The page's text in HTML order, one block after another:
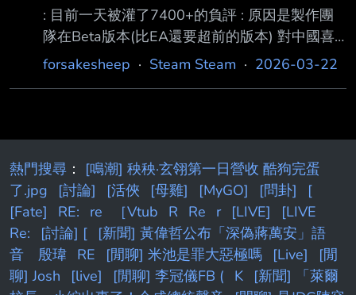
: 目前一天被灌了7400+的負評 : 原因是製作團
隊在Beta版本(比EA還要超前的版本) 對中國喜
歡的幾張無限段卡作了重製 : 把大部分牌庫控制
是錯的 但是這次beta改版本來就問題超大 這改
版程度就像是黑夜君臨 然後FF參考一堆深度1玩
家的意見 把罪人入侵buff砍半、獸爪耗魔增加一
倍、雙安定傷害砍成1/4 然後把永夜大嘴改成開
場會偷一件玩家的裝備，
forsakesheep · Steam Steam · 2026-03-22
熱門搜尋 ： [鳴潮] 秧秧·玄翎第一日營收 酷狗完蛋
了.jpg
[討論] [活俠 [母雞] [MyGO] [問卦]
[
[Fate]
RE: re ［Vtub R Re r [LIVE]
[LIVE
Re:
[討論] [
[新聞] 黃偉哲公布「深偽蔣萬安」語
音 殷瑋 RE [閒聊] 米池是罪大惡極嗎 [Live]
[閒
聊] Josh
[live] [閒聊] 李冠儀FB ( K
[新聞] 「萊爾